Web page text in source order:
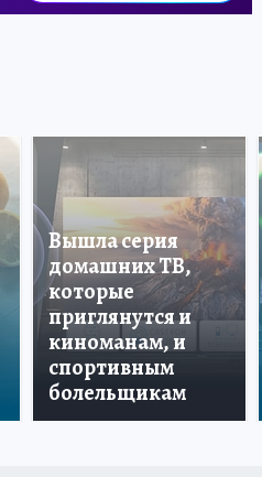
Вышла серия
домашних ТВ,
которые
приглянутся и
киноманам, и
спортивным
болельщикам